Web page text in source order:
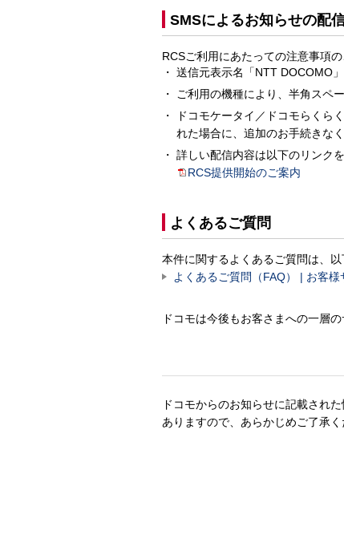
SMSによるお知らせの配
RCSご利用にあたっての注意事項
送信元表示名「NTT DOCOMO
ご利用の機種により、半角スペ
ドコモケータイ／ドコモらくら
れた場合に、追加のお手続きな
詳しい配信内容は以下のリンク
RCS提供開始のご案内
よくあるご質問
本件に関するよくあるご質問は、以
よくあるご質問（FAQ） | お客
ドコモは今後もお客さまへの一層
ドコモからのお知らせに記載され
ありますので、あらかじめご了承く